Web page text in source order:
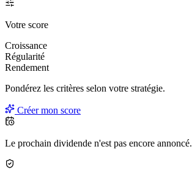
Votre score
Croissance
Régularité
Rendement
Pondérez les critères selon votre stratégie.
Créer mon score
Le prochain dividende n'est pas encore annoncé.